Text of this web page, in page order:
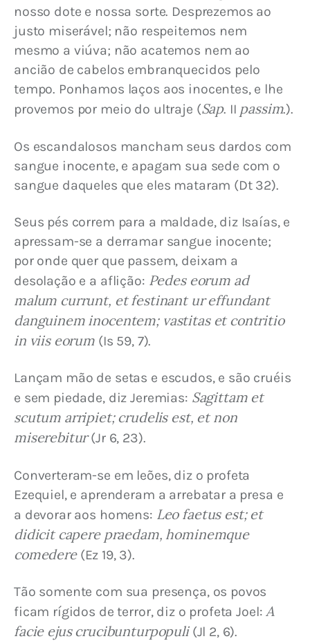
nosso dote e nossa sorte. Desprezemos ao
justo miserável; não respeitemos nem
mesmo a viúva; não acatemos nem ao
ancião de cabelos embranquecidos pelo
tempo. Ponhamos laços aos inocentes, e lhe
provemos por meio do ultraje (Sap. II passim.).
Os escandalosos mancham seus dardos com
sangue inocente, e apagam sua sede com o
sangue daqueles que eles mataram (Dt 32).
Seus pés correm para a maldade, diz Isaías, e
apressam-se a derramar sangue inocente;
por onde quer que passem, deixam a
desolação e a aflição: Pedes eorum ad
malum currunt, et festinant ur effundant
danguinem inocentem; vastitas et contritio
in viis eorum (Is 59, 7).
Lançam mão de setas e escudos, e são cruéis
e sem piedade, diz Jeremias: Sagittam et
scutum arripiet; crudelis est, et non
miserebitur (Jr 6, 23).
Converteram-se em leões, diz o profeta
Ezequiel, e aprenderam a arrebatar a presa e
a devorar aos homens: Leo faetus est; et
didicit capere praedam, hominemque
comedere (Ez 19, 3).
Tão somente com sua presença, os povos
ficam rígidos de terror, diz o profeta Joel: A
facie ejus crucibunturpopuli (Jl 2, 6).